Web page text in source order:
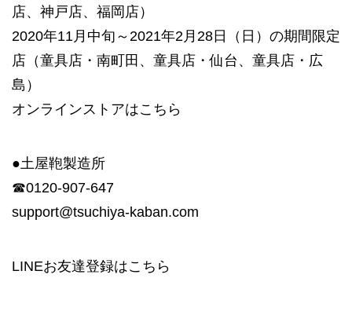
店、神戸店、福岡店）
2020年11月中旬～2021年2月28日（日）の期間限定
店（童具店・南町田、童具店・仙台、童具店・広
島）
オンラインストアはこちら
●土屋鞄製造所
☎︎0120-907-647
support@tsuchiya-kaban.com
LINEお友達登録はこちら